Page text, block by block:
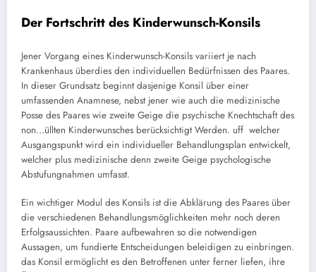
Der Fortschritt des Kinderwunsch-Konsils
Jener Vorgang eines Kinderwunsch-Konsils variiert je nach
Krankenhaus überdies den individuellen Bedürfnissen des Paares.
In dieser Grundsatz beginnt dasjenige Konsil über einer
umfassenden Anamnese, nebst jener wie auch die medizinische
Posse des Paares wie zweite Geige die psychische Knechtschaft des
non…üllten Kinderwunsches berücksichtigt Werden. uff welcher
Ausgangspunkt wird ein individueller Behandlungsplan entwickelt,
welcher plus medizinische denn zweite Geige psychologische
Abstufungnahmen umfasst.
Ein wichtiger Modul des Konsils ist die Abklärung des Paares über
die verschiedenen Behandlungsmöglichkeiten mehr noch deren
Erfolgsaussichten. Paare aufbewahren so die notwendigen
Aussagen, um fundierte Entscheidungen beleidigen zu einbringen.
das Konsil ermöglicht es den Betroffenen unter ferner liefen, ihre